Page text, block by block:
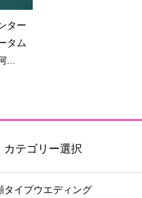
ター
タム
...
カテゴリー選択
タイプウエディング